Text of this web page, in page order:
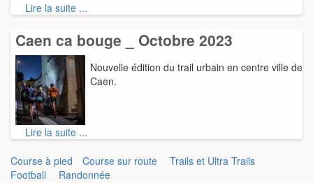
Lire la suite ...
Caen ca bouge _ Octobre 2023
Nouvelle édition du trail urbain en centre ville de
Caen.
Lire la suite ...
Course à pied Course sur route
Trails et Ultra Trails
Football
Randonnée